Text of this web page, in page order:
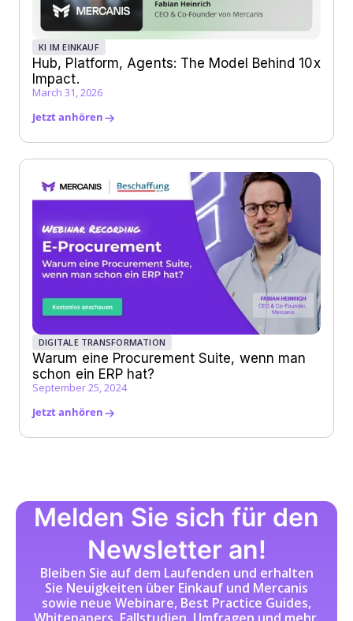
KI IM EINKAUF
Hub, Platform, Agents: The Model Behind 10x
Impact.
March 31, 2026
Jetzt anhören
DIGITALE TRANSFORMATION
Warum eine Procurement Suite, wenn man
schon ein ERP hat?
September 25, 2024
Jetzt anhören
Melden Sie sich für den
Newsletter an!
Bleiben Sie auf dem Laufenden und erhalten
Sie Neuigkeiten über Einkauf und Mercanis
sowie neue Webinare, Best Practice Guides,